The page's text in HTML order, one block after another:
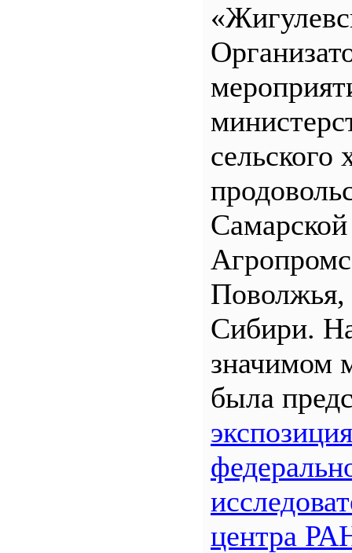
сельского
Поволжья,
Сибири.
значимом
была
центра